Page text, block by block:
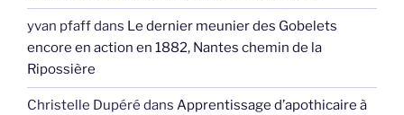
yvan pfaffdans Le dernier meunier des Gobelets
encore en action en 1882, Nantes chemin de la
Ripossière
Christelle Dupéré dans Apprentissage d’apothicaire à